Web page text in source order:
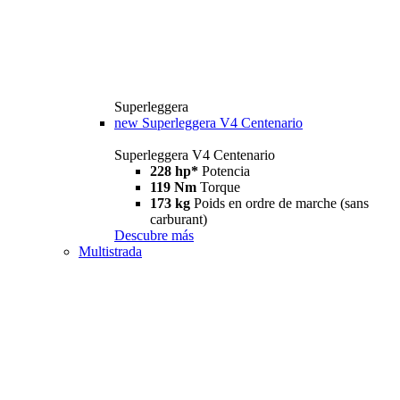
Superleggera
new Superleggera V4 Centenario
Superleggera V4 Centenario
228 hp* Potencia
119 Nm Torque
173 kg Poids en ordre de marche (sans
carburant)
Descubre más
Multistrada